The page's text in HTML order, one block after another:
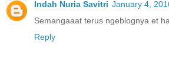
Indah Nuria Savitri January 4,
Semangaaat terus ngeblognya et
Reply